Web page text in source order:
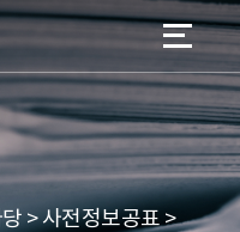
> 사전정보공표 >